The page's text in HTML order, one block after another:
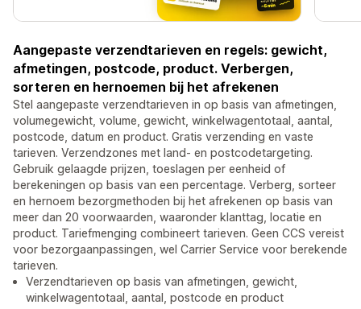
Aangepaste verzendtarieven en regels: gewicht,
afmetingen, postcode, product. Verbergen,
sorteren en hernoemen bij het afrekenen
Stel aangepaste verzendtarieven in op basis van afmetingen,
volumegewicht, volume, gewicht, winkelwagentotaal, aantal,
postcode, datum en product. Gratis verzending en vaste
tarieven. Verzendzones met land- en postcodetargeting.
Gebruik gelaagde prijzen, toeslagen per eenheid of
berekeningen op basis van een percentage. Verberg, sorteer
en hernoem bezorgmethoden bij het afrekenen op basis van
meer dan 20 voorwaarden, waaronder klanttag, locatie en
product. Tariefmenging combineert tarieven. Geen CCS vereist
voor bezorgaanpassingen, wel Carrier Service voor berekende
tarieven.
Verzendtarieven op basis van afmetingen, gewicht,
winkelwagentotaal, aantal, postcode en product